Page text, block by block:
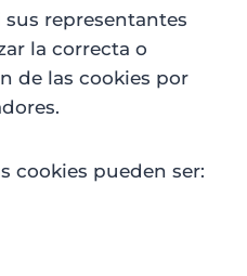
representantes
la correcta o
de las cookies por
cookies pueden ser: